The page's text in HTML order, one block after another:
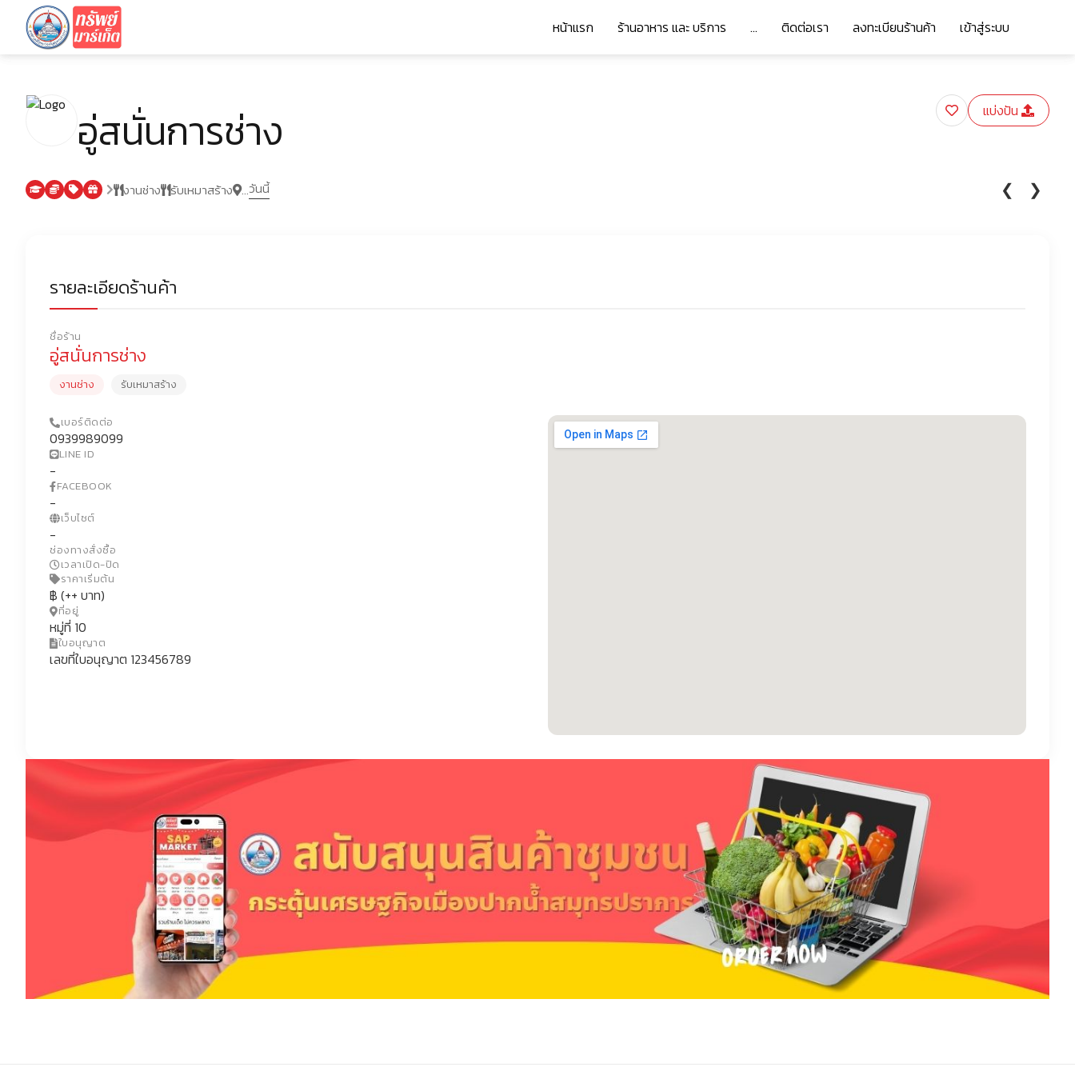
หน้าแรก ร้านอาหาร และ บริการ ... ติดต่อเรา ลงทะเบียนร้านค้า เข้าสู่ระบบ
อู่สนั่นการช่าง แบ่งปัน
งานช่าง รับเหมาสร้าง ...วันนี้ ❮ ❯
รายละเอียดร้านค้า
ชื่อร้าน
อู่สนั่นการช่าง
งานช่าง รับเหมาสร้าง
เบอร์ติดต่อ
0939989099
LINE ID
-
FACEBOOK
-
เว็บไซต์
-
ช่องทางสั่งซื้อ
เวลาเปิด-ปิด
ราคาเริ่มต้น
฿ (++ บาท)
ที่อยู่
หมู่ที่ 10
ใบอนุญาต
เลขที่ใบอนุญาต 123456789